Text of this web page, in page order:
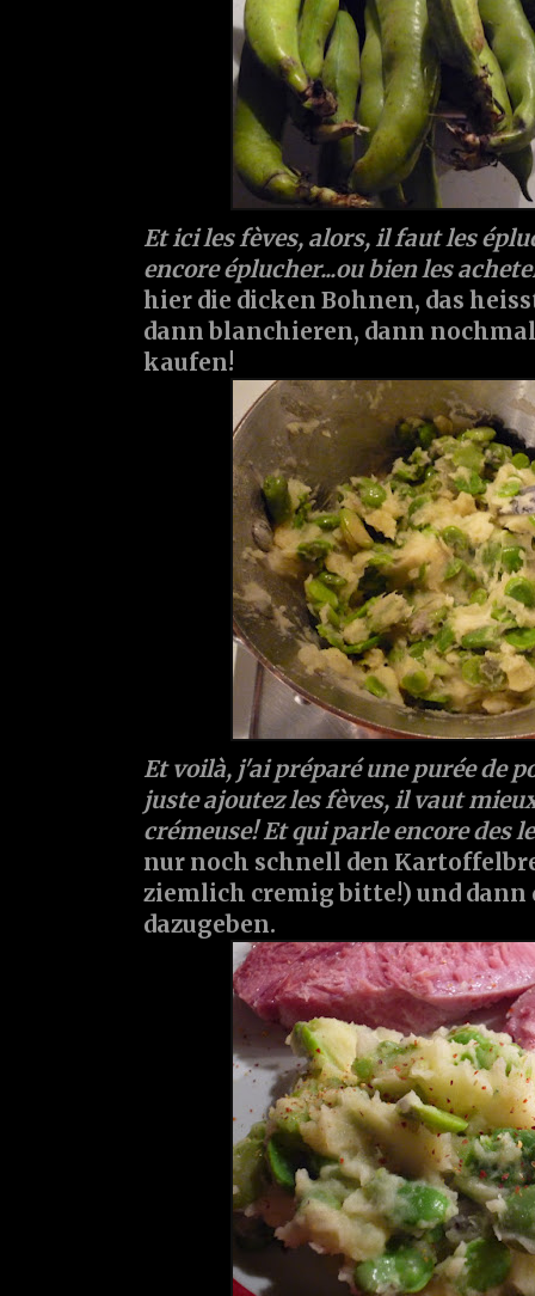
Et ici les fèves, alors, il faut les
encore éplucher...ou bien les
hier die dicken Bohnen, das
dann blanchieren, dann
kaufen!
Et voilà, j'ai préparé une purée de
juste ajoutez les fèves, il vaut
crémeuse! Et qui parle encore des
nur noch schnell den
ziemlich cremig bitte!) und dann
dazugeben.